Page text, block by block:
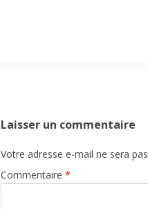
Laisser un commentaire
Votre adresse e-mail ne sera
Commentaire *